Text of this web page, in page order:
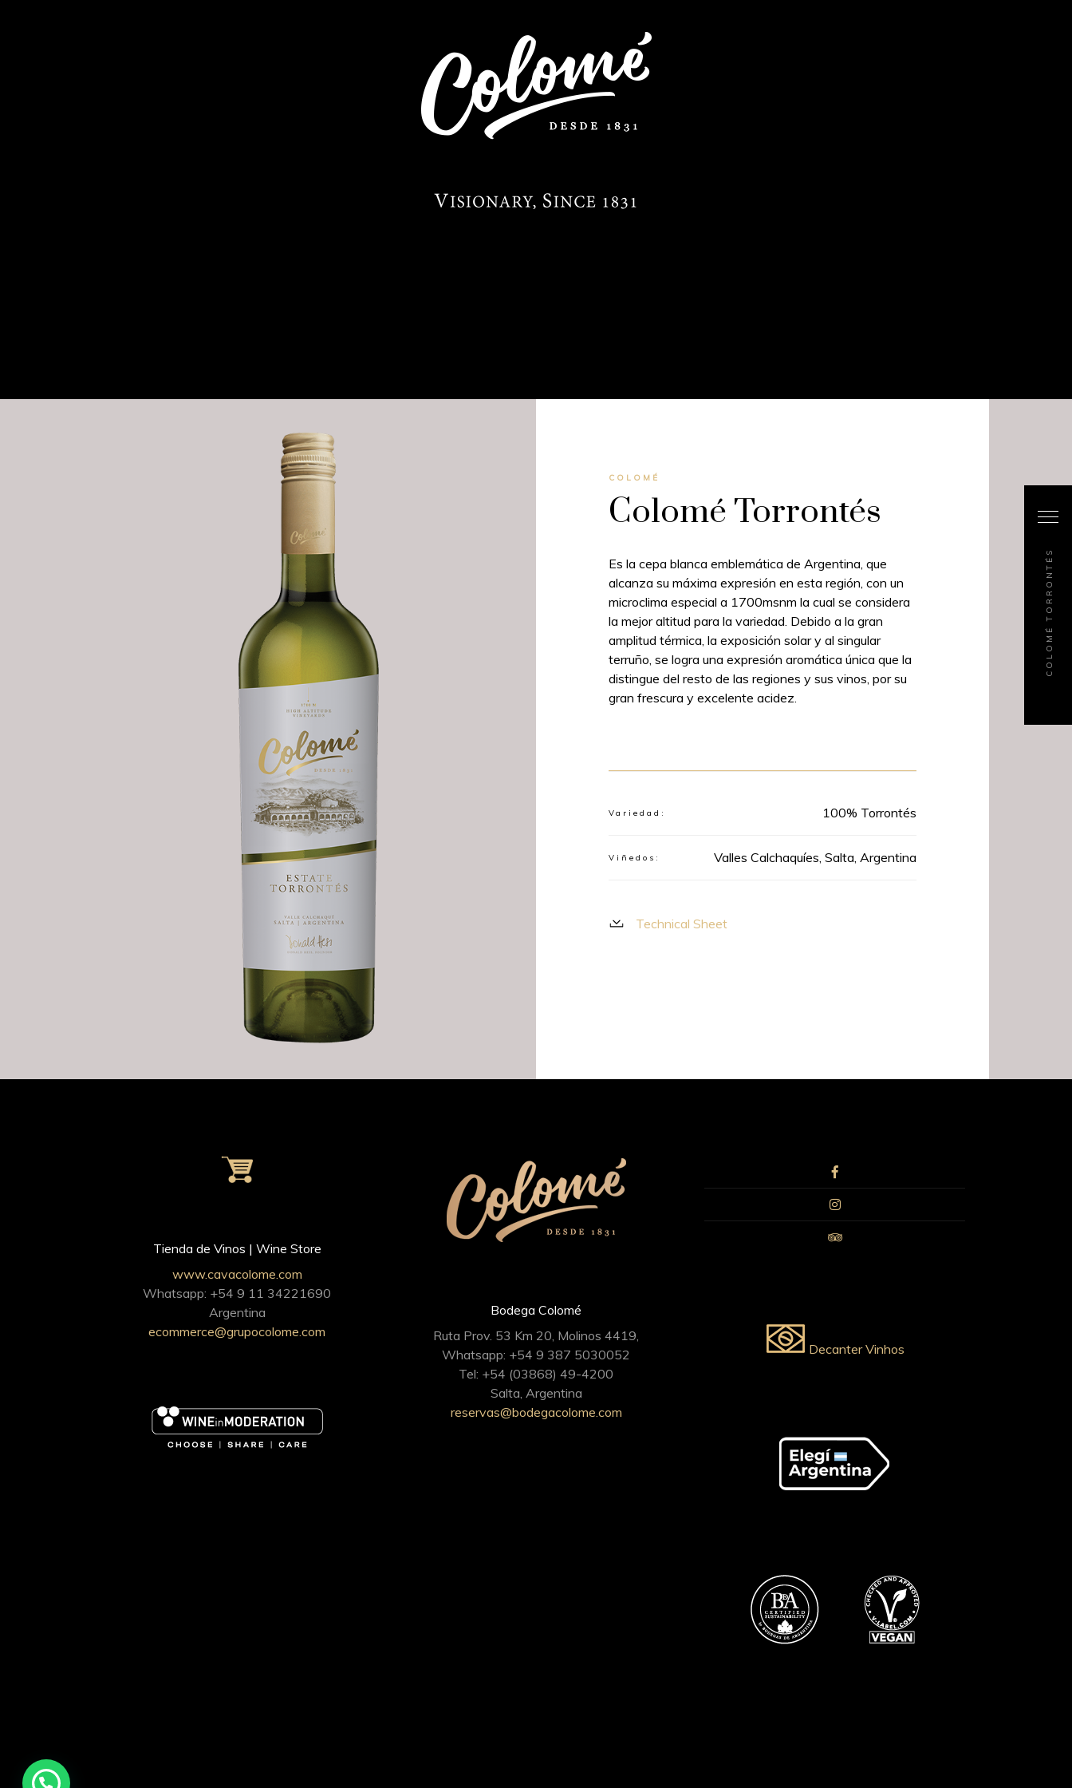
COLOMÉ
Colomé Torrontés
Es la cepa blanca emblemática de Argentina, que
alcanza su máxima expresión en esta región, con un
microclima especial a 1700msnm la cual se considera
la mejor altitud para la variedad. Debido a la gran
amplitud térmica, la exposición solar y al singular
terruño, se logra una expresión aromática única que la
distingue del resto de las regiones y sus vinos, por su
gran frescura y excelente acidez.
Variedad: 100% Torrontés
Viñedos: Valles Calchaquíes, Salta, Argentina
Technical Sheet
Tienda de Vinos | Wine Store
www.cavacolome.com
Whatsapp: +54 9 11 34221690
Argentina
ecommerce@grupocolome.com
Bodega Colomé
Ruta Prov. 53 Km 20, Molinos 4419,
Whatsapp: +54 9 387 5030052
Tel: +54 (03868) 49-4200
Salta, Argentina
reservas@bodegacolome.com
Decanter Vinhos
COLOMÉ TORRONTÉS